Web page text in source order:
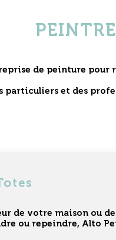
de peinture pour
et des
de votre maison ou
ou repeindre, Alto